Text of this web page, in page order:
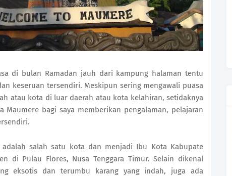
di bulan Ramadan jauh dari kampung halaman tentu
keseruan tersendiri. Meskipun sering mengawali puasa
atau kota di luar daerah atau kota kelahiran, setidaknya
Maumere bagi saya memberikan pengalaman, pelajaran
salah satu kota dan menjadi Ibu Kota Kabupate
di Pulau Flores, Nusa Tenggara Timur. Selain dikenal
eksotis dan terumbu karang yang indah, juga ada